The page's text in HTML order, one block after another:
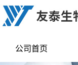
公司首页